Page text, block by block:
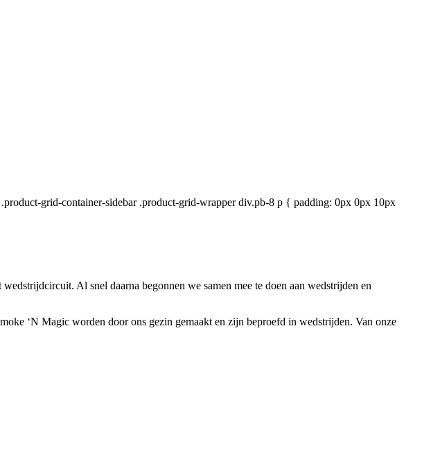
grid-container-sidebar .product-grid-wrapper div.pb-8 p { padding: 0px 0px 10px
Al snel daarna begonnen we samen mee te doen aan wedstrijden en
‘N Magic worden door ons gezin gemaakt en zijn beproefd in wedstrijden. Van onze